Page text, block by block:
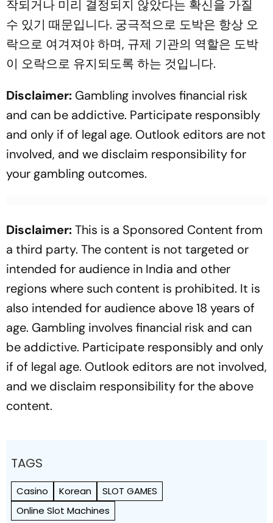
작되거나 미리 결정되지 않았다는 확신을 가질
수 있기 때문입니다. 궁극적으로 도박은 항상 오
락으로 여겨져야 하며, 규제 기관의 역할은 도박
이 오락으로 유지되도록 하는 것입니다.
Disclaimer: Gambling involves financial risk
and can be addictive. Participate responsibly
and only if of legal age. Outlook editors are not
involved, and we disclaim responsibility for
your gambling outcomes.
Disclaimer:This is a Sponsored Content from
a third party. The content is not targeted or
intended for audience in India and other
regions where such content is prohibited. It is
also intended for audience above 18 years of
age. Gambling involves financial risk and can
be addictive. Participate responsibly and only
if of legal age. Outlook editors are not involved,
and we disclaim responsibility for the above
content.
TAGS
Casino Korean
SLOT GAMES
Online Slot Machines